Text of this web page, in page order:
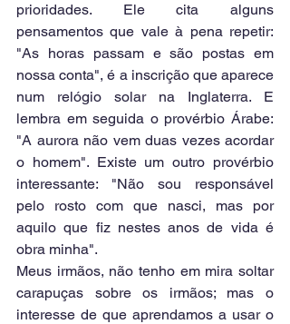
prioridades. Ele cita alguns
pensamentos que vale à pena repetir:
"As horas passam e são postas em
nossa conta", é a inscrição que aparece
num relógio solar na Inglaterra. E
lembra em seguida o provérbio Árabe:
"A aurora não vem duas vezes acordar
o homem". Existe um outro provérbio
interessante: "Não sou responsável
pelo rosto com que nasci, mas por
aquilo que fiz nestes anos de vida é
obra minha".
Meus irmãos, não tenho em mira soltar
carapuças sobre os irmãos; mas o
interesse de que aprendamos a usar o